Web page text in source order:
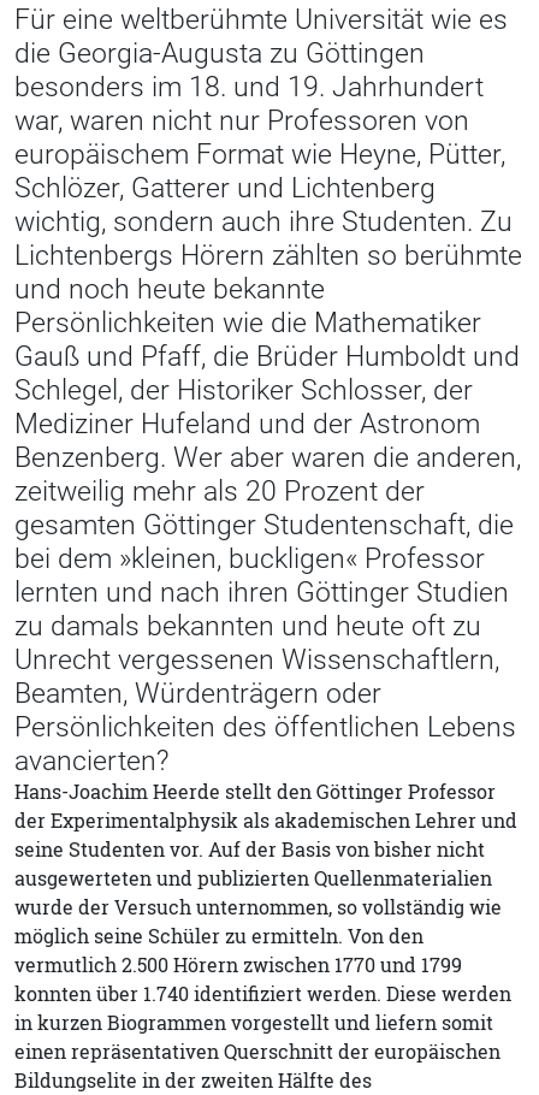
Für eine weltberühmte Universität wie es
die Georgia-Augusta zu Göttingen
besonders im 18. und 19. Jahrhundert
war, waren nicht nur Professoren von
europäischem Format wie Heyne, Pütter,
Schlözer, Gatterer und Lichtenberg
wichtig, sondern auch ihre Studenten. Zu
Lichtenbergs Hörern zählten so berühmte
und noch heute bekannte
Persönlichkeiten wie die Mathematiker
Gauß und Pfaff, die Brüder Humboldt und
Schlegel, der Historiker Schlosser, der
Mediziner Hufeland und der Astronom
Benzenberg. Wer aber waren die anderen,
zeitweilig mehr als 20 Prozent der
gesamten Göttinger Studentenschaft, die
bei dem »kleinen, buckligen« Professor
lernten und nach ihren Göttinger Studien
zu damals bekannten und heute oft zu
Unrecht vergessenen Wissenschaftlern,
Beamten, Würdenträgern oder
Persönlichkeiten des öffentlichen Lebens
avancierten?
Hans-Joachim Heerde stellt den Göttinger Professor
der Experimentalphysik als akademischen Lehrer und
seine Studenten vor. Auf der Basis von bisher nicht
ausgewerteten und publizierten Quellenmaterialien
wurde der Versuch unternommen, so vollständig wie
möglich seine Schüler zu ermitteln. Von den
vermutlich 2.500 Hörern zwischen 1770 und 1799
konnten über 1.740 identifiziert werden. Diese werden
in kurzen Biogrammen vorgestellt und liefern somit
einen repräsentativen Querschnitt der europäischen
Bildungselite in der zweiten Hälfte des